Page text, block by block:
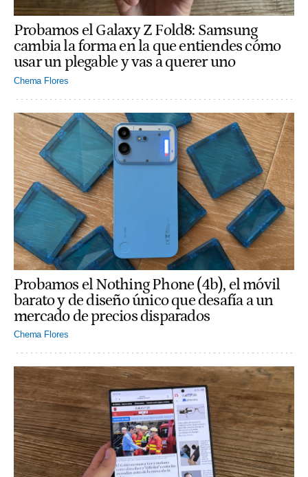
Probamos el Galaxy Z Fold8: Samsung
cambia la forma en la que entiendes cómo
usar un plegable y vas a querer uno
Chema Flores
Probamos el Nothing Phone (4b), el móvil
barato y de diseño único que desafía a un
mercado de precios disparados
Chema Flores